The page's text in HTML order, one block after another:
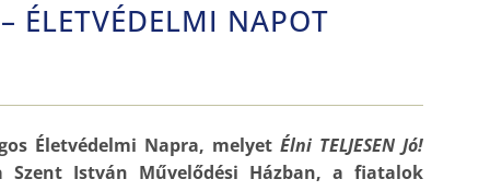
ÉLETVÉDELMI NAPOT
Életvédelmi Napra, melyet Élni TELJESEN Jó!
Szent István Művelődési Házban, a fiatalok